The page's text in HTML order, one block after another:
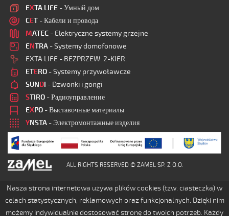
EXTA LIFE - Умный дом
CET - Кабели и провода
MATEC - Elektryczne systemy grzejne
ENTRA - Systemy domofonowe
EXTA LIFE - BEZPRZEW. 2-KIER.
ETERO - Systemy przywoławcze
SUNDI - Dzwonki i gongi
STIRO - Радиоуправление
EXPO - Выставочные материалы
YNSTA - Электромонтажные изделия
ALL RIGHTS RESERVED © ZAMEL SP. Z O.O.
Nasza strona internetowa używa plików cookies (tzw. ciasteczka) w
celach statystycznych, reklamowych oraz funkcjonalnych. Dzięki nim
możemy indywidualnie dostosować stronę do twoich potrzeb. Każdy